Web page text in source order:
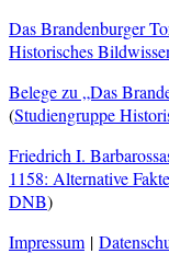
Das Brandenburger
Historisches
Belege zu „Das
(Studiengruppe
Friedrich I.
1158: Alternative
DNB)
Impressum |